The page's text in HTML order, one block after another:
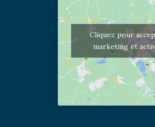
Cliquez pour
marketing et